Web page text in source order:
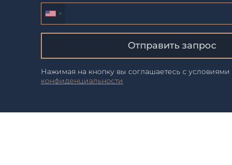
Отправить запрос
Нажимая на кнопку вы соглашаетесь с условиями
конфиденциальности